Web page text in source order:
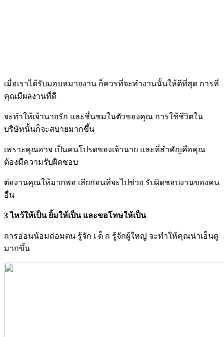
เมื่อเราได้รับมอบหมายงาน ก็ควรที่จะทำงานนั้นให้ดีที่สุด การที่
คุณมีผลงานที่ดี
จะทำให้เจ้านายรัก และชื่นชมในตัวของคุณ การใช้ชีวิตใน
บริษัทนั้นก็จะสบายมากขึ้น
เพราะคุณอาจ เป็นคนโปรดของเจ้านาย และที่สำคัญคือคุณ
ต้องมีความรับผิดชอบ
ต่องานคุณให้มากพอ เสียก่อนที่จะไปช่วย รับผิดชอบงานของคน
อื่น
3 ไหว้ให้เป็น ยิ้มให้เป็น และขอโทษให้เป็น
การอ่อนน้อมถ่อมตน รู้จัก เ ด็ ก รู้จักผู้ใหญ่ จะทำให้คุณน่าเอ็นดู
มากขึ้น